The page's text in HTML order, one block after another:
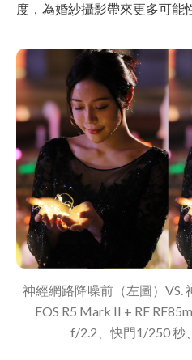
度，為婚紗攝影帶來更多可能
神經網路降噪前（左圖）VS.
EOS R5 Mark II + RF
f/2.2、快門1/250 秒